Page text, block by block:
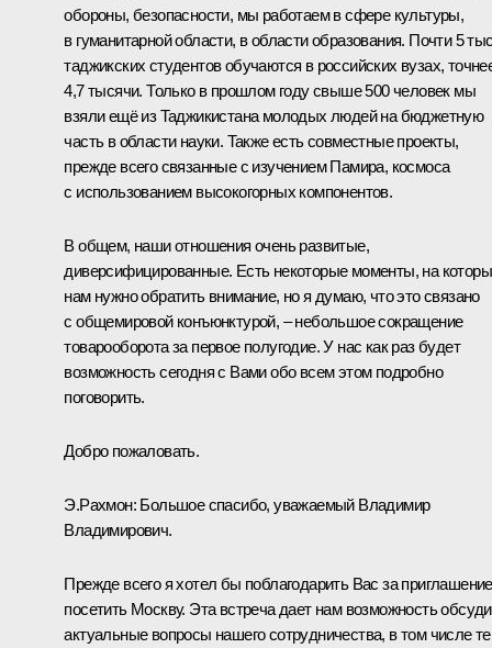
обороны, безопасности, мы работаем в сфере культуры,
в гуманитарной области, в области образования. Почти 5
таджикских студентов обучаются в российских вузах,
4,7 тысячи. Только в прошлом году свыше 500 человек мы
взяли ещё из Таджикистана молодых людей на бюджетную
часть в области науки. Также есть совместные проекты,
прежде всего связанные с изучением Памира, космоса
с использованием высокогорных компонентов.
В общем, наши отношения очень развитые,
диверсифицированные. Есть некоторые моменты, на
нам нужно обратить внимание, но я думаю, что это связано
с общемировой конъюнктурой, – небольшое сокращение
товарооборота за первое полугодие. У нас как раз будет
возможность сегодня с Вами обо всем этом подробно
поговорить.
Добро пожаловать.
Э.Рахмон: Большое спасибо, уважаемый Владимир
Владимирович.
Прежде всего я хотел бы поблагодарить Вас за приглашение
посетить Москву. Эта встреча дает нам возможность
актуальные вопросы нашего сотрудничества, в том числе те